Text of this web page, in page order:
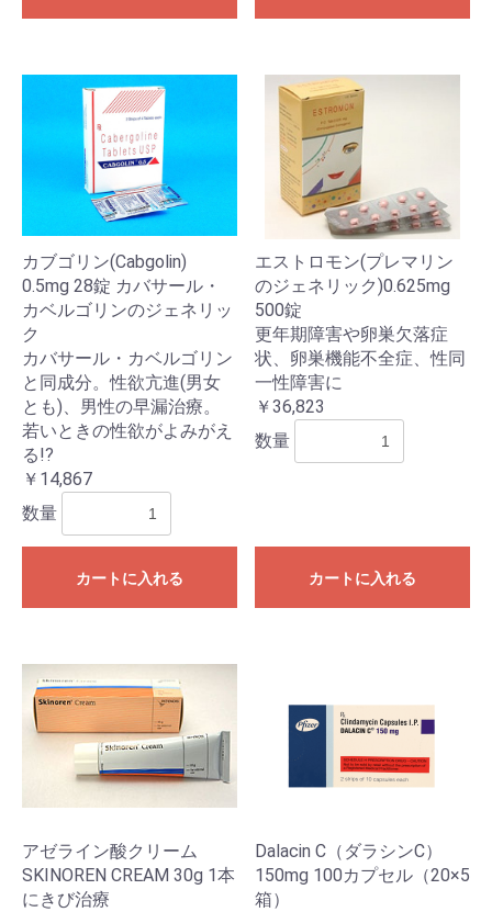
カブゴリン(Cabgolin)
0.5mg 28錠 カバサール・
カベルゴリンのジェネリッ
ク
カバサール・カベルゴリン
と同成分。性欲亢進(男女
とも)、男性の早漏治療。
若いときの性欲がよみがえ
る!?
￥14,867
数量
カートに入れる
エストロモン(プレマリン
のジェネリック)0.625mg
500錠
更年期障害や卵巣欠落症
状、卵巣機能不全症、性同
一性障害に
￥36,823
数量
カートに入れる
アゼライン酸クリーム
SKINOREN CREAM 30g 1本
にきび治療
Dalacin C（ダラシンC）
150mg 100カプセル（20×5
箱）